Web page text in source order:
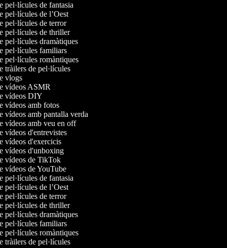
pel·lícules de fantasia
pel·lícules de l’Oest
pel·lícules de terror
pel·lícules de thriller
pel·lícules dramàtiques
pel·lícules familiars
pel·lícules romàntiques
tràilers de pel·lícules
vlogs
vídeos ASMR
vídeos DIY
vídeos amb fotos
vídeos amb pantalla verda
vídeos amb veu en off
vídeos d'entrevistes
vídeos d'exercicis
vídeos d'unboxing
vídeos de TikTok
vídeos de YouTube
pel·lícules de fantasia
pel·lícules de l’Oest
pel·lícules de terror
pel·lícules de thriller
pel·lícules dramàtiques
pel·lícules familiars
pel·lícules romàntiques
tràilers de pel·lícules